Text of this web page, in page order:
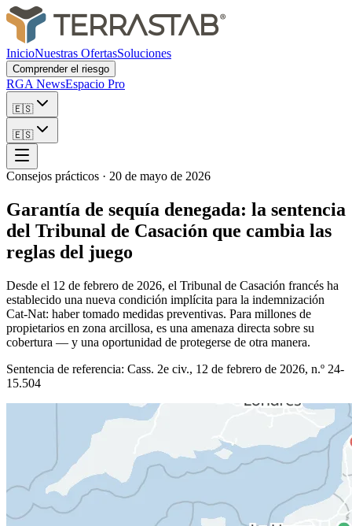
InicioNuestras OfertasSoluciones
Comprender el riesgo
RGA NewsEspacio Pro
🇪🇸
🇪🇸
Consejos prácticos · 20 de mayo de 2026
Garantía de sequía denegada: la sentencia
del Tribunal de Casación que cambia las
reglas del juego
Desde el 12 de febrero de 2026, el Tribunal de Casación francés ha
establecido una nueva condición implícita para la indemnización
Cat-Nat: haber tomado medidas preventivas. Para millones de
propietarios en zona arcillosa, es una amenaza directa sobre su
cobertura — y una oportunidad de protegerse de otra manera.
Sentencia de referencia: Cass. 2e civ., 12 de febrero de 2026, n.º 24-
15.504